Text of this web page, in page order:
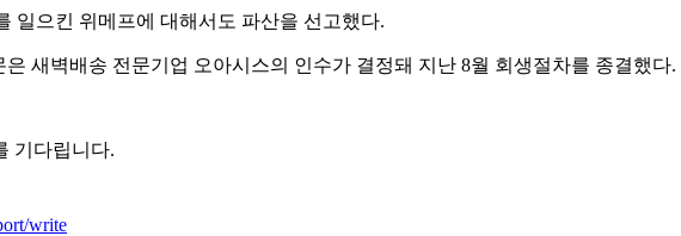
일으킨 위메프에 대해서도 파산을 선고했다.
새벽배송 전문기업 오아시스의 인수가 결정돼 지난 8월 회생절차를 종결했다.
기다립니다.
write